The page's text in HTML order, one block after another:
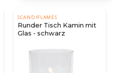
SCANDIFLAMES
Runder Tisch Kamin mit
Glas - schwarz